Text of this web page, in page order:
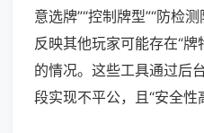
意选牌”“控制牌型”“防检
反映其他玩家可能存在“牌
的情况。这些工具通过后
段实现不平公，且“安全性